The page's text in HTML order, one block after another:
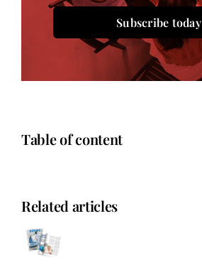
Subscribe today
Table of content
Related articles